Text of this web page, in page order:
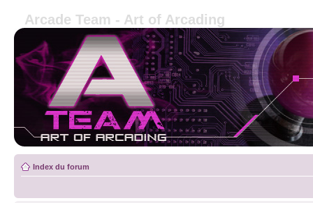
Arcade Team - Art of Arcading
Index du forum